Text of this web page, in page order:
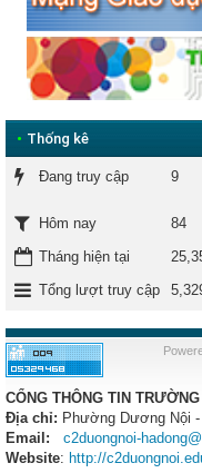
• Thống kê
Đang truy cập 9
Hôm nay
84
Tháng hiện tại
Tổng lượt truy cập
CỔNG THÔNG TIN
Địa chỉ: Phường Dương Nội
Email:
c2duongnoi-
Website: http://